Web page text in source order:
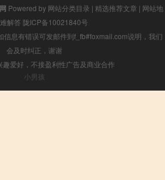
Powered by 网站分类目录 | 精选推荐文章 | 网站地
解答 陇ICP备10021840号
信息有错误可发邮件到f_fb#foxmail.com说明，我们
会及时纠正，谢谢
趣爱好，不接盈利性广告及商业合作
小男孩